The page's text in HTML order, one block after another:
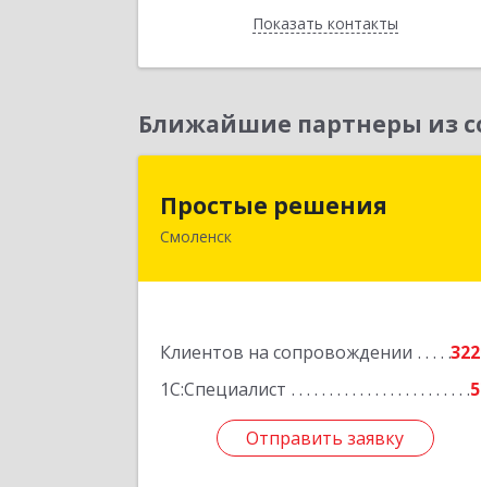
Показать контакты
Назад
Ближайшие партнеры из
Простые решения
Смоленск
Клиентов на сопровождении
1С:Специалист
Отправить заявку
214015, Смоленская обл, Смоленск г,
Отправить заявку